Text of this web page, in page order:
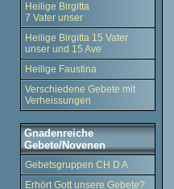
Heilige Birgitta
7 Vater unser
Heilige Birgitta 15 Vater
unser und 15 Ave
Heilige Faustina
Verschiedene Gebete mit
Verheissungen
Gnadenreiche
Gebete/Novenen
Gebetsgruppen CH D A
Erhört Gott unsere Gebete?